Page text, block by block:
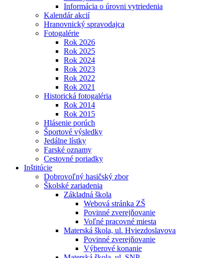
Informácia o úrovni vytriedenia
Kalendár akcií
Hranovnický spravodajca
Fotogalérie
Rok 2026
Rok 2025
Rok 2024
Rok 2023
Rok 2022
Rok 2021
Historická fotogaléria
Rok 2014
Rok 2015
Hlásenie porúch
Športové výsledky
Jedálne lístky
Farské oznamy
Cestovné poriadky
Inštitúcie
Dobrovoľný hasičský zbor
Školské zariadenia
Základná škola
Webová stránka ZŠ
Povinné zverejňovanie
Voľné pracovné miesta
Materská škola, ul. Hviezdoslavova
Povinné zverejňovanie
Výberové konanie